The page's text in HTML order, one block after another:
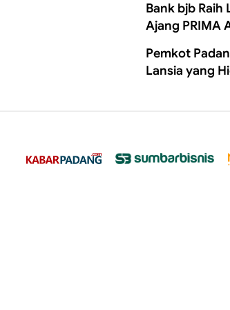
Bank bjb Raih
Ajang PRIMA
Pemkot
Lansia yang